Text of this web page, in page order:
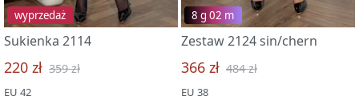
wyprzedaż
Sukienka 2114
220 zł 359 zł
EU 42
8 g 02 m
Zestaw 2124 sin/chern
366 zł 484 zł
EU 38